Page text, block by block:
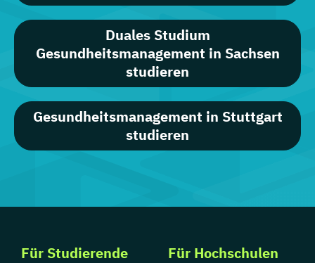
Duales Studium
Gesundheitsmanagement in Sachsen
studieren
Gesundheitsmanagement in Stuttgart
studieren
Für Studierende Für Hochschulen